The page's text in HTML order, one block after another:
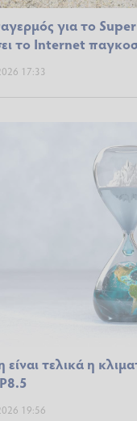
για το
το Internet
17:33
τελικά η
19:56